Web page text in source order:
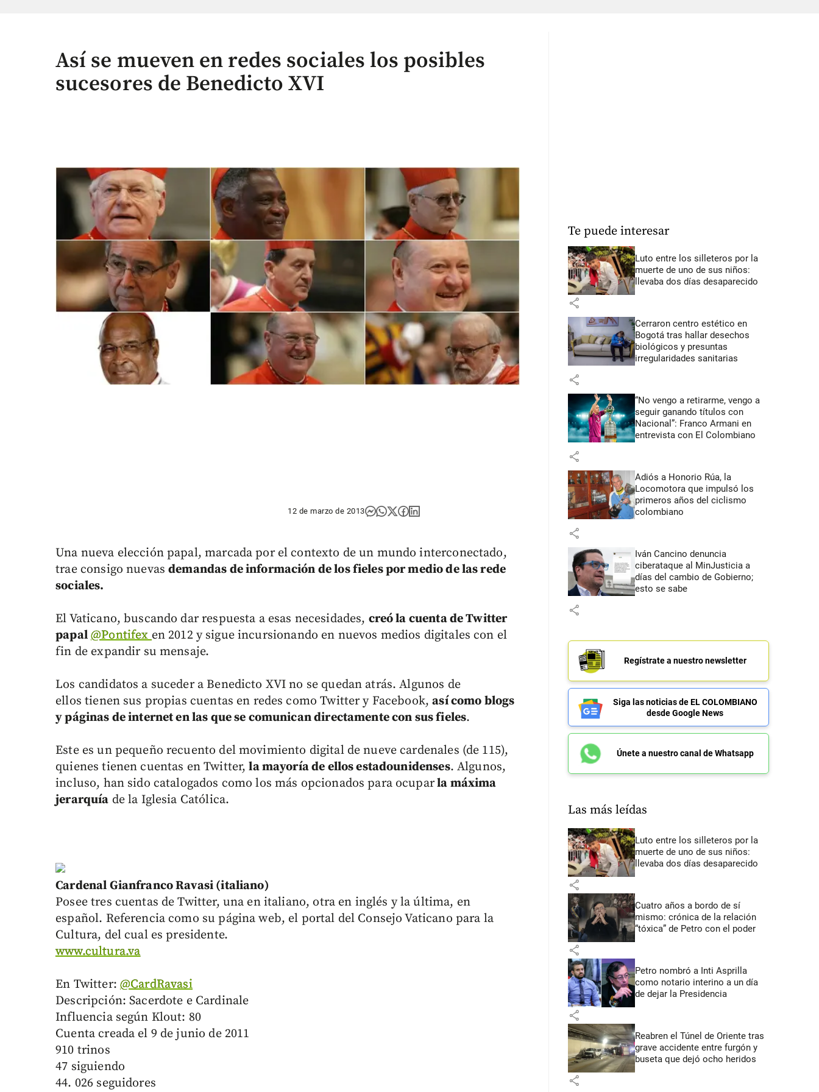
Así se mueven en redes sociales los posibles
sucesores de Benedicto XVI
12 de marzo de 2013
Una nueva elección papal, marcada por el contexto de un mundo interconectado,
trae consigo nuevasdemandas de información de los fieles por medio de las rede
sociales.
El Vaticano, buscando dar respuesta a esas necesidades, creó la cuenta de Twitter
papal @Pontifexen 2012 y sigue incursionando en nuevos medios digitales con el
fin de expandir su mensaje.
Los candidatos a suceder a Benedicto XVI no se quedan atrás. Algunos de
ellos tienen sus propias cuentas en redes como Twitter y Facebook,así como blogs
y páginas de internet en las que se comunican directamente con sus fieles.
Este es un pequeño recuento del movimiento digital de nueve cardenales (de 115),
quienes tienen cuentas en Twitter,la mayoría de ellos estadounidenses. Algunos,
incluso, han sido catalogados como los más opcionados para ocuparla máxima
jerarquía de la Iglesia Católica.
Cardenal Gianfranco Ravasi (italiano)
Posee tres cuentas de Twitter, una en italiano, otra en inglés y la última, en
español. Referencia como su página web, el portal del Consejo Vaticano para la
Cultura, del cual es presidente.
www.cultura.va
En Twitter: @CardRavasi
Descripción: Sacerdote e Cardinale
Influencia según Klout: 80
Cuenta creada el 9 de junio de 2011
910 trinos
47 siguiendo
44. 026 seguidores
Te puede interesar
Luto entre los silleteros por la
muerte de uno de sus niños:
llevaba dos días desaparecido
share
Cerraron centro estético en
Bogotá tras hallar desechos
biológicos y presuntas
irregularidades sanitarias
share
“No vengo a retirarme, vengo a
seguir ganando títulos con
Nacional”: Franco Armani en
entrevista con El Colombiano
share
Adiós a Honorio Rúa, la
Locomotora que impulsó los
primeros años del ciclismo
colombiano
share
Iván Cancino denuncia
ciberataque al MinJusticia a
días del cambio de Gobierno;
esto se sabe
share
Regístrate a nuestro newsletter
Siga las noticias de EL COLOMBIANO
desde Google News
Únete a nuestro canal de Whatsapp
Las más leídas
Luto entre los silleteros por la
muerte de uno de sus niños:
llevaba dos días desaparecido
share
Cuatro años a bordo de sí
mismo: crónica de la relación
“tóxica” de Petro con el poder
share
Petro nombró a Inti Asprilla
como notario interino a un día
de dejar la Presidencia
share
Reabren el Túnel de Oriente tras
grave accidente entre furgón y
buseta que dejó ocho heridos
share